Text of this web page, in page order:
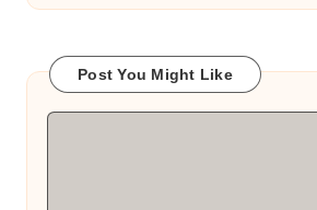
Post You Might Like